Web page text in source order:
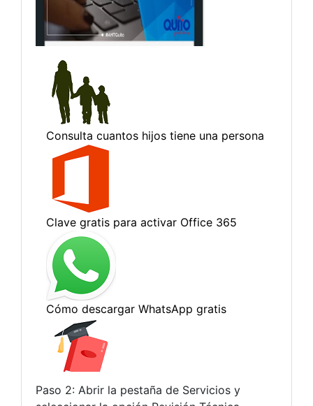
Paso 2: Abrir la pestaña de Servicios y